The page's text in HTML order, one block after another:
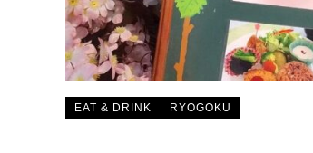
EAT & DRINK RYOGOKU